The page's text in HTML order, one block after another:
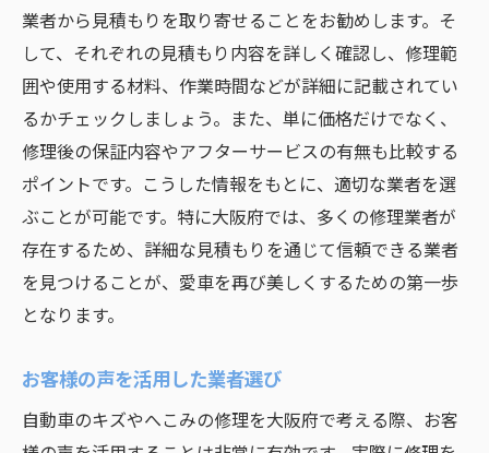
業者から見積もりを取り寄せることをお勧めします。そ
して、それぞれの見積もり内容を詳しく確認し、修理範
囲や使用する材料、作業時間などが詳細に記載されてい
るかチェックしましょう。また、単に価格だけでなく、
修理後の保証内容やアフターサービスの有無も比較する
ポイントです。こうした情報をもとに、適切な業者を選
ぶことが可能です。特に大阪府では、多くの修理業者が
存在するため、詳細な見積もりを通じて信頼できる業者
を見つけることが、愛車を再び美しくするための第一歩
となります。
お客様の声を活用した業者選び
自動車のキズやへこみの修理を大阪府で考える際、お客